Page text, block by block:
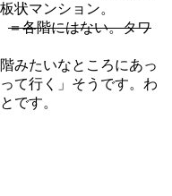
状マンション。
＝各階にはない。タワ
みたいなところにあっ
て行く」そうです。わ
です。